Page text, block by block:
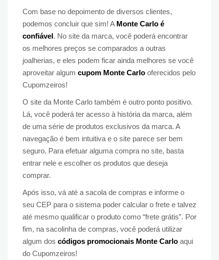
Com base no depoimento de diversos clientes,
podemos concluir que sim! A Monte Carlo é
confiável. No site da marca, você poderá encontrar
os melhores preços se comparados a outras
joalherias, e eles podem ficar ainda melhores se você
aproveitar algum cupom Monte Carlo oferecidos pelo
Cupomzeiros!
O site da Monte Carlo também é outro ponto positivo.
Lá, você poderá ter acesso à história da marca, além
de uma série de produtos exclusivos da marca. A
navegação é bem intuitiva e o site parece ser bem
seguro. Para efetuar alguma compra no site, basta
entrar nele e escolher os produtos que deseja
comprar.
Após isso, vá até a sacola de compras e informe o
seu CEP para o sistema poder calcular o frete e talvez
até mesmo qualificar o produto como “frete grátis”. Por
fim, na sacolinha de compras, você poderá utilizar
algum dos códigos promocionais Monte Carlo aqui
do Cupomzeiros!